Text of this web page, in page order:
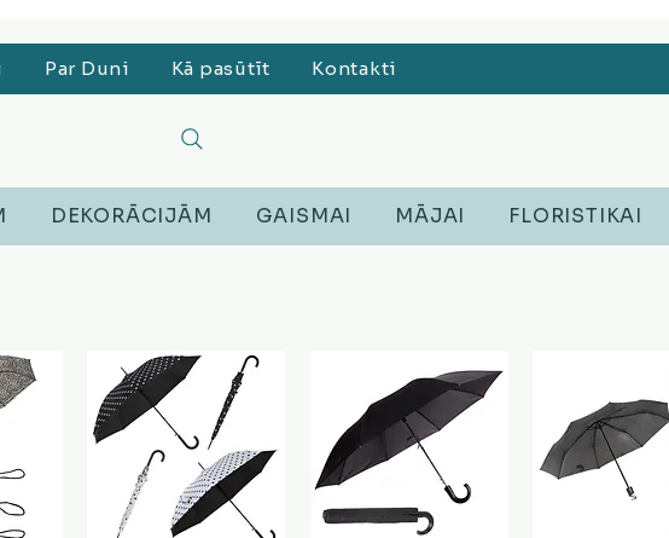
Austiņas
Par Duni Kā pasūtīt Kontakti
DEKORĀCIJĀM GAISMAI MĀJAI FLORISTIKAI